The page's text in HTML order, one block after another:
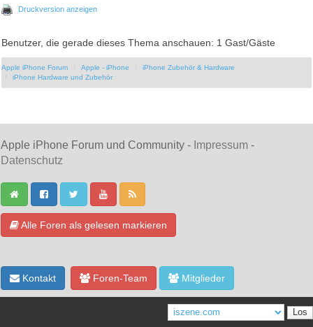
Druckversion anzeigen
Benutzer, die gerade dieses Thema anschauen: 1 Gast/Gäste
Apple iPhone Forum Apple - iPhone
iPhone Zubehör & Hardware
iPhone Hardware und Zubehör
Apple iPhone Forum und Community - Impressum -
Datenschutz
Alle Foren als gelesen markieren
Kontakt Foren-Team Mitglieder